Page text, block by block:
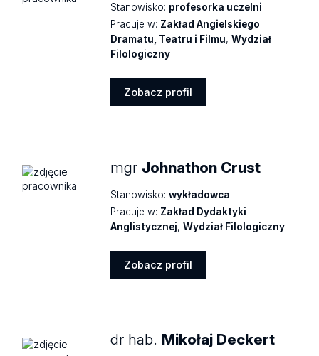
Stanowisko: profesorka uczelni
Pracuje w: Zakład Angielskiego
Dramatu, Teatru i Filmu,Wydział
Filologiczny
Zobacz profil
mgr Johnathon Crust
Stanowisko: wykładowca
Pracuje w: Zakład Dydaktyki
Anglistycznej,Wydział Filologiczny
Zobacz profil
dr hab. Mikołaj Deckert